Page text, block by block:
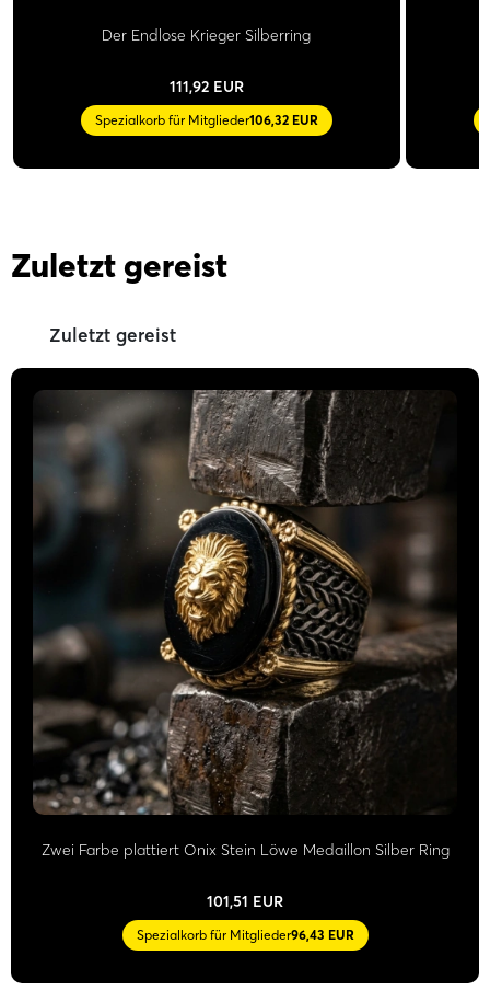
Der Endlose Krieger Silberring
111,92 EUR
Spezialkorb für Mitglieder106,32 EUR
Zuletzt gereist
Zuletzt gereist
Zwei Farbe plattiert Onix Stein Löwe Medaillon Silber Ring
101,51 EUR
Spezialkorb für Mitglieder96,43 EUR